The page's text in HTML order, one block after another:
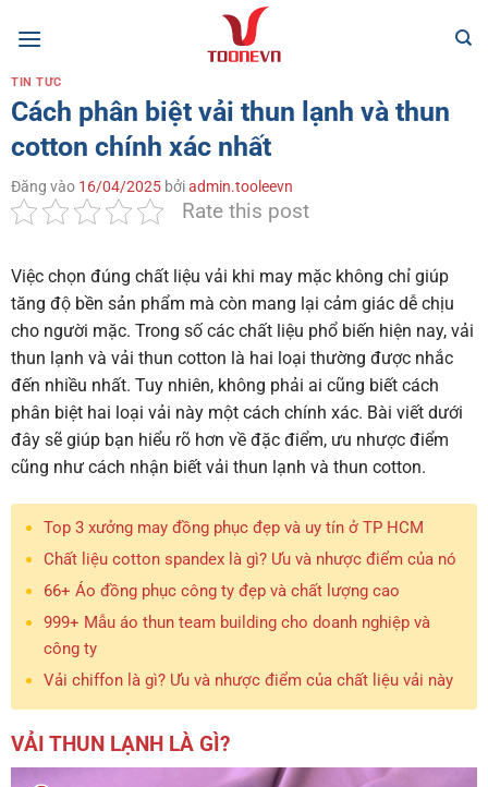
qua
dung
TIN TỨC
Cách phân biệt vải thun lạnh và thun
cotton chính xác nhất
Đăng vào 16/04/2025 bởiadmin.tooleevn
Rate this post
Việc chọn đúng chất liệu vải khi may mặc không chỉ giúp
tăng độ bền sản phẩm mà còn mang lại cảm giác dễ chịu
cho người mặc. Trong số các chất liệu phổ biến hiện nay, vải
thun lạnh và vải thun cotton là hai loại thường được nhắc
đến nhiều nhất. Tuy nhiên, không phải ai cũng biết cách
phân biệt hai loại vải này một cách chính xác. Bài viết dưới
đây sẽ giúp bạn hiểu rõ hơn về đặc điểm, ưu nhược điểm
cũng như cách nhận biết vải thun lạnh và thun cotton.
Top 3 xưởng may đồng phục đẹp và uy tín ở TP HCM
Chất liệu cotton spandex là gì? Ưu và nhược điểm của nó
66+ Áo đồng phục công ty đẹp và chất lượng cao
999+ Mẫu áo thun team building cho doanh nghiệp và
công ty
Vải chiffon là gì? Ưu và nhược điểm của chất liệu vải này
VẢI THUN LẠNH LÀ GÌ?